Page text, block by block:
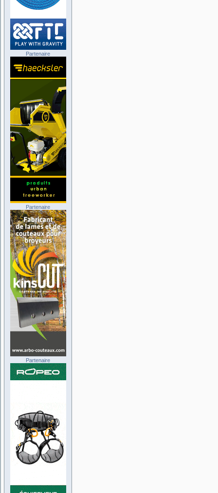
Partenaire
Partenaire
Partenaire